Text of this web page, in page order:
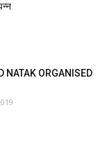
NATAK ORGANISED